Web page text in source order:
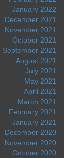
January 2022
December 2021
November 2021
October 2021
September 2021
August 2021
July 2021
May 2021
April 2021
March 2021
February 2021
January 2021
December 2020
November 2020
October 2020